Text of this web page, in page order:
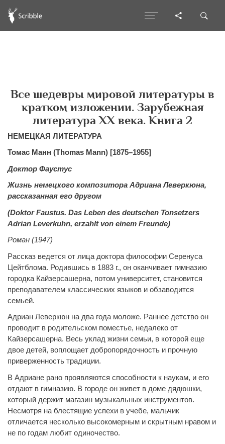
Все шедевры мировой литературы в
кратком изложении. Зарубежная
литература XX века. Книга 2
НЕМЕЦКАЯ ЛИТЕРАТУРА
Томас Манн (Thomas Mann) [1875–1955]
Доктор Фаустус
Жизнь немецкого композитора Адриана Леверкюна,
рассказанная его другом
(Doktor Faustus. Das Leben des deutschen Tonsetzers
Adrian Leverkuhn, erzahlt von einem Freunde)
Роман (1947)
Рассказ ведется от лица доктора философии Серенуса
Цейтблома. Родившись в 1883 г., он оканчивает гимназию
городка Кайзерсашерна, потом университет, становится
преподавателем классических языков и обзаводится
семьей.
Адриан Леверкюн на два года моложе. Раннее детство он
проводит в родительском поместье, недалеко от
Кайзерсашерна. Весь уклад жизни семьи, в которой еще
двое детей, воплощает добропорядочность и прочную
приверженность традиции.
В Адриане рано проявляются способности к наукам, и его
отдают в гимназию. В городе он живет в доме дядюшки,
который держит магазин музыкальных инструментов.
Несмотря на блестящие успехи в учебе, мальчик
отличается несколько высокомерным и скрытным нравом и
не по годам любит одиночество.